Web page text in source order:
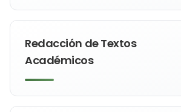
Redacción de Textos
Académicos